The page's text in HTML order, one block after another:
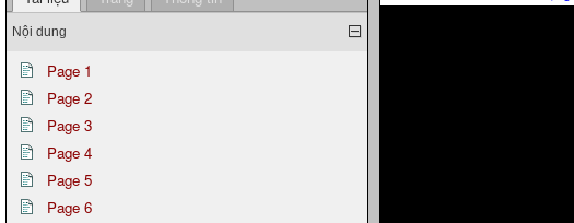
Nội dung
Page 1
Page 2
Page 3
Page 4
Page 5
Page 6